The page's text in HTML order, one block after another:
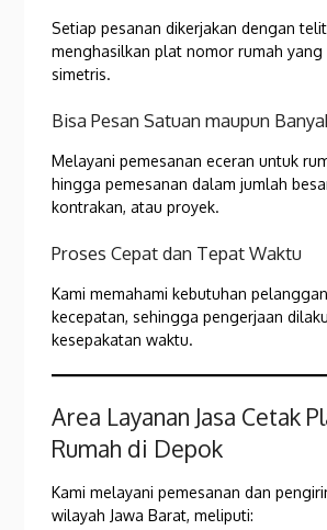
Setiap pesanan dikerjakan dengan
menghasilkan plat nomor rumah yang
simetris.
Bisa Pesan Satuan maupun
Melayani pemesanan eceran untuk
hingga pemesanan dalam jumlah
kontrakan, atau proyek.
Proses Cepat dan Tepat Waktu
Kami memahami kebutuhan
kecepatan, sehingga pengerjaan
kesepakatan waktu.
Area Layanan Jasa Cetak
Rumah di Depok
Kami melayani pemesanan dan
wilayah Jawa Barat, meliputi: